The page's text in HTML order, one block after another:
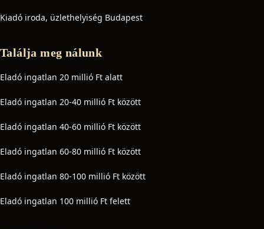
Kiadó iroda, üzlethelyiség Budapest
Találja meg nálunk
Eladó ingatlan 20 millió Ft alatt
Eladó ingatlan 20-40 millió Ft között
Eladó ingatlan 40-60 millió Ft között
Eladó ingatlan 60-80 millió Ft között
Eladó ingatlan 80-100 millió Ft között
Eladó ingatlan 100 millió Ft felett